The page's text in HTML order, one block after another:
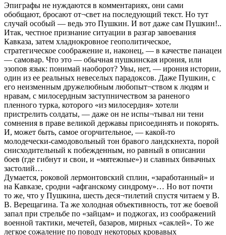
Эпиграфы не нуждаются в комментариях, они сами
обобщают, бросают от¬свет на последующий текст. Но тут
случай особый — ведь это Пушкин. И вот даже сам Пушкин!..
Итак, честное признание ситуации в разгар завоевания
Кавказа, затем хладнокровное геополитическое,
стратегическое соображение и, наконец, — в качестве панацеи
— самовар. Что это — обычная пушкинская ирония, или
эзопов язык: понимай наоборот? Увы, нет, — ирония истории,
один из ее реальных невеселых парадоксов. Даже Пушкин, с
его неизменным дружелюбным любопыт¬ством к людям и
нравам, с милосердным заступничеством за раненого
пленного турка, которого «из милосердия» хотели
пристрелить солдаты, — даже он не испы¬тывал ни тени
сомнения в праве великой державы присоединять и покорять.
И, может быть, самое огорчительное, — какой-то
молодечески-самодовольный тон бравого ландскнехта, порой
снисходительный к побежденным, но равный в описании
боев (где гибнут и свои, и «мятежные») и славных бивачных
застолий…
Думается, роковой лермонтовский сплин, «заработанный» и
на Кавказе, сродни «афганскому синдрому»… Но вот почти
то же, что у Пушкина, шесть деся¬тилетий спустя читаем у В.
В. Верещагина. Та же холодная объективность, тот же боевой
запал при стрельбе по «зайцам» и поджогах, из соображений
военной тактики, мечетей, базаров, мирных «саклей». То же
легкое сожаление по поводу некоторых кровавых